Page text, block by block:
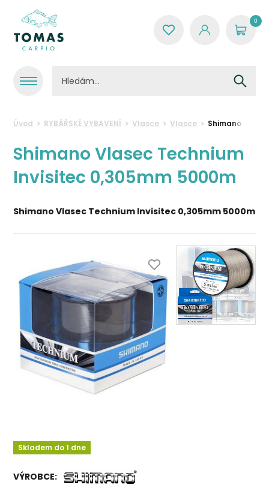
0
Úvod RYBÁŘSKÉ VYBAVENÍ Vlasce Vlasce Shimano
Shimano Vlasec Technium
Invisitec 0,305mm 5000m
Shimano Vlasec Technium Invisitec 0,305mm 5000m
Skladem do 1 dne
VÝROBCE: